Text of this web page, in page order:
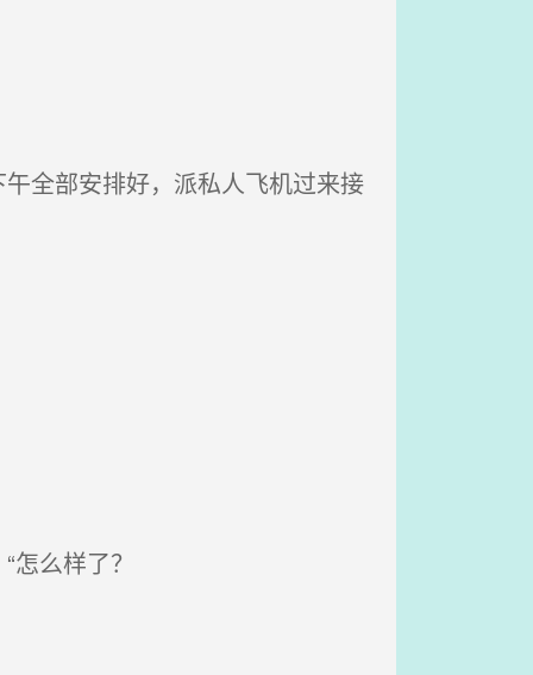
全部安排好，派私人飞机过来接
么样了？